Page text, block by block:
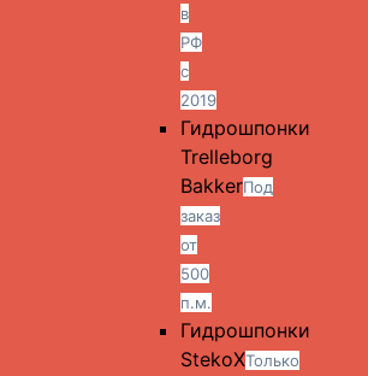
в
РФ
с
2019
Гидрошпонки
Trelleborg
BakkerПод
заказ
от
500
п.м.
Гидрошпонки
StekoXТолько